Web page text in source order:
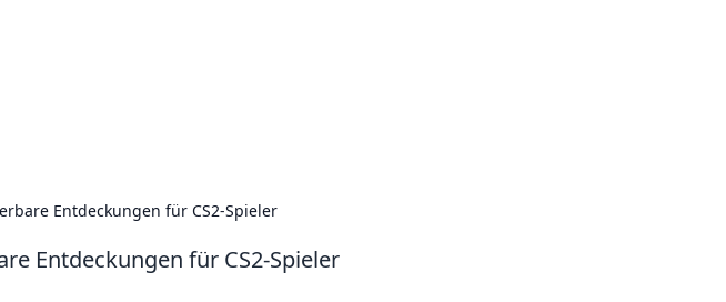
Entdeckungen für CS2-Spieler
Entdeckungen für CS2-Spieler